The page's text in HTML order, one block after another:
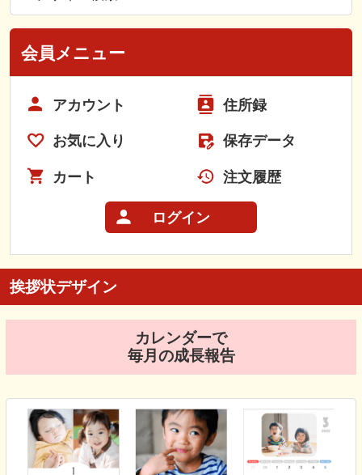
会員メニュー
アカウント 住所録
お気に入り 保存データ
カート 注文履歴
ログイン
挨拶状デザイン
カレンダーで
毎月の成長報告